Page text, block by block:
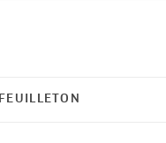
FEUILLETON